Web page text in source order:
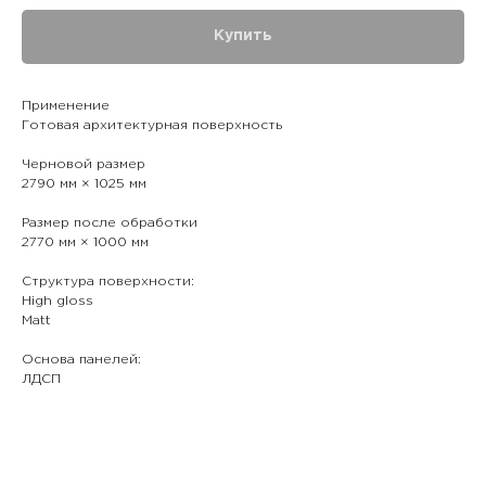
Купить
Применение
Готовая архитектурная поверхность
Черновой размер
2790 мм × 1025 мм
Размер после обработки
2770 мм × 1000 мм
Структура поверхности:
High gloss
Matt
Основа панелей:
ЛДСП